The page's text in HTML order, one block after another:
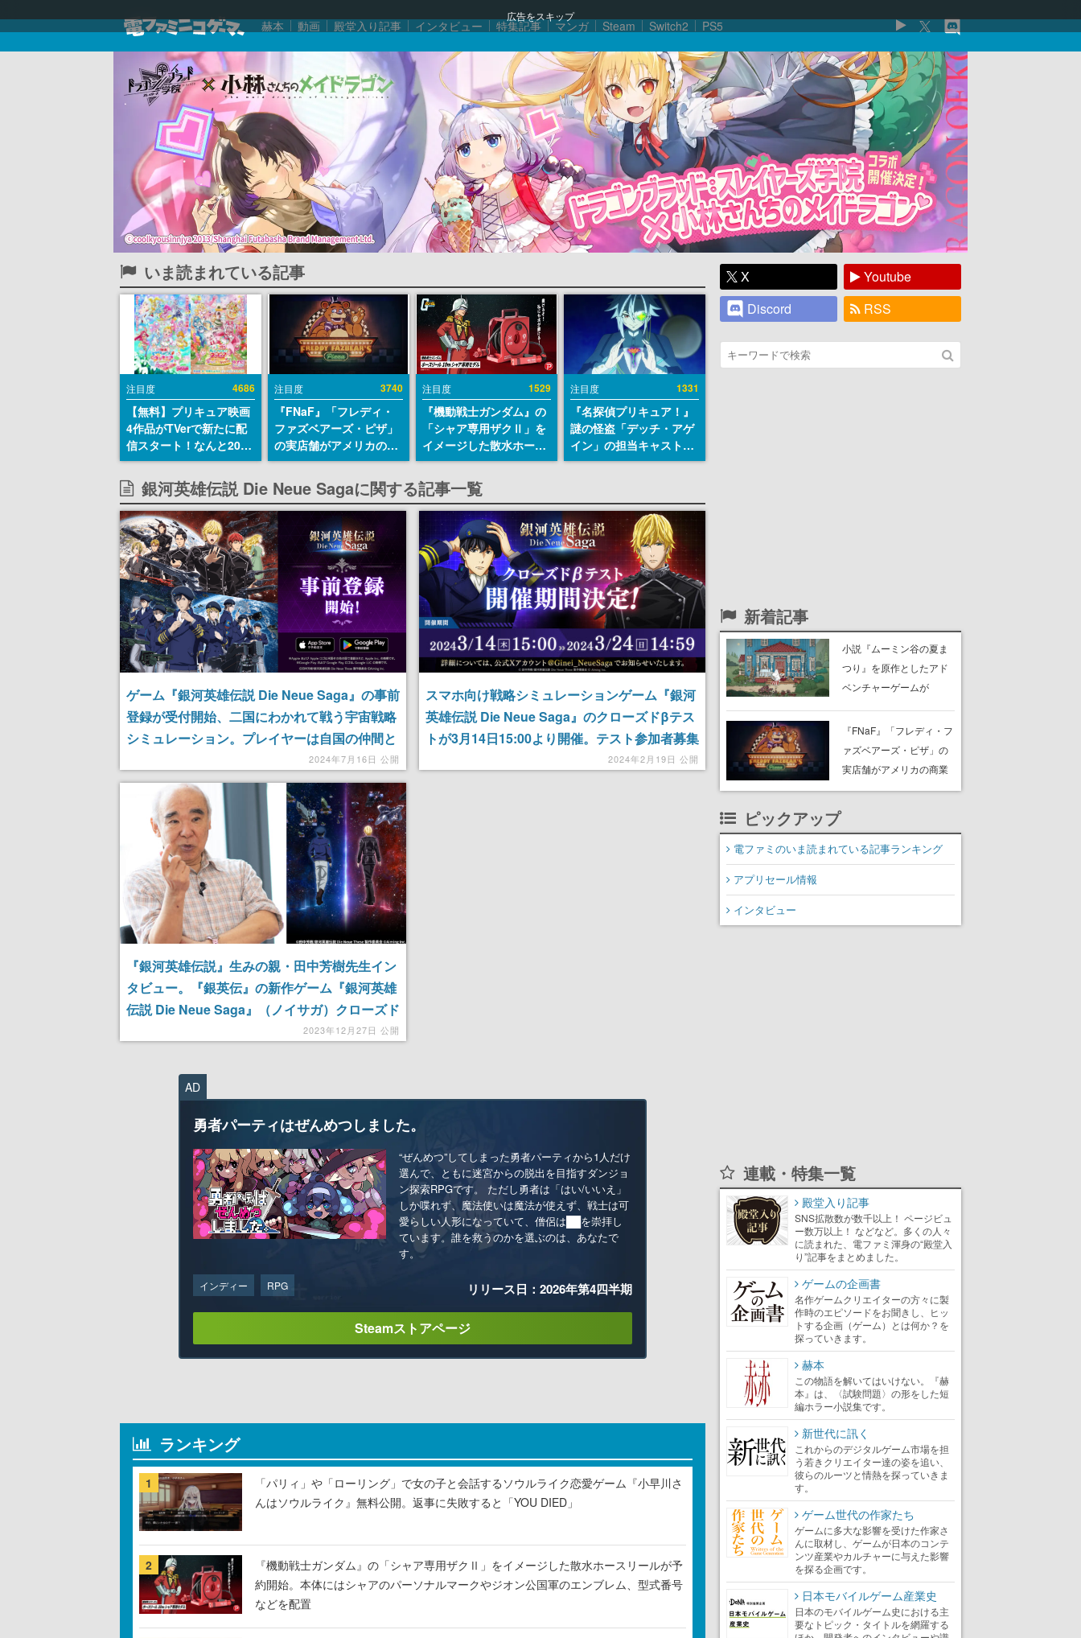
広告をスキップ
赫本 動画 殿堂入り記事 インタビュー 特集記事 マンガ Steam Switch2 PS5
いま読まれている記事
注目度 4686
【無料】プリキュア映画
4作品がTVerで新たに配
信スタート！なんと2018
年～2024年の映画ほぼす
べてが見放題に、ぶっち
ゃけありえないラインナ
ップ
注目度 3740
『FNaF』「フレディ・
ファズベアーズ・ピザ」
の実店舗がアメリカの商
業施設「American
Dream」に2027年オープ
ン！ScottGamesとの共
同開発、食事だけでなく
ステージショーや没入型
のホラー体験も楽しめる
注目度 1529
『機動戦士ガンダム』の
「シャア専用ザクⅡ」を
イメージした散水ホース
リールが予約開始。本体
にはシャアのパーソナル
マークやジオン公国軍の
エンブレム、型式番号な
どを配置
注目度 1331
『名探偵プリキュア！』
謎の怪盗「デッチ・アゲ
イン」の担当キャストは
天﨑滉平さんと判明。
『ヒプノシスマイク』山
田三郎役など
銀河英雄伝説 Die Neue Sagaに関する記事一覧
ゲーム『銀河英雄伝説 Die Neue Saga』の事前
登録が受付開始、二国にわかれて戦う宇宙戦略
シミュレーション。プレイヤーは自国の仲間と
手を組み敵国と戦争し、勝敗によってシナリオ
が変化する仕様
2024年7月16日 公開
スマホ向け戦略シミュレーションゲーム『銀河
英雄伝説 Die Neue Saga』のクローズドβテス
トが3月14日15:00より開催。テスト参加者募集
は募集期間は2月28日17:59まで2024年2月19日 公開
『銀河英雄伝説』生みの親・田中芳樹先生イン
タビュー。『銀英伝』の新作ゲーム『銀河英雄
伝説 Die Neue Saga』（ノイサガ）クローズド
2023年12月27日 公開
AD
勇者パーティはぜんめつしました。
“ぜんめつ”してしまった勇者パーティから1人だけ
選んで、ともに迷宮からの脱出を目指すダンジョ
ン探索RPGです。 ただし勇者は「はい/いいえ」
しか喋れず、魔法使いは魔法が使えず、戦士は可
愛らしい人形になっていて、僧侶は██を崇拝し
ています。誰を救うのかを選ぶのは、あなたで
す。
インディー RPG リリース日：2026年第4四半期
Steamストアページ
ランキング
1
「パリィ」や「ローリング」で女の子と会話するソウルライク恋愛ゲーム『小早川さ
んはソウルライク』無料公開。返事に失敗すると「YOU DIED」
2
『機動戦士ガンダム』の「シャア専用ザクⅡ」をイメージした散水ホースリールが予
約開始。本体にはシャアのパーソナルマークやジオン公国軍のエンブレム、型式番号
などを配置
X
Youtube
Discord
RSS
新着記事
小説『ムーミン谷の夏ま
つり』を原作としたアド
ベンチャーゲームが
PC（Steam）向けに2026
年秋発売へ。手描きアー
トの雰囲気が良すぎる最
『FNaF』「フレディ・フ
ァズベアーズ・ピザ」の
実店舗がアメリカの商業
施設「American Dream」
発、食事だけでなくステ
ージショーや没入型のホ
ピックアップ
電ファミのいま読まれている記事ランキング
アプリセール情報
インタビュー
連載・特集一覧
殿堂入り記事
SNS拡散数が数千以上！ ページビュ
ー数万以上！ などなど。多くの人々
に読まれた、電ファミ渾身の“殿堂入
り”記事をまとめました。
ゲームの企画書
名作ゲームクリエイターの方々に製
作時のエピソードをお聞きし、ヒッ
トする企画（ゲーム）とは何か？を
探っていきます。
赫本
この物語を解いてはいけない。『赫
本』は、〈試験問題〉の形をした短
編ホラー小説集です。
新世代に訊く
これからのデジタルゲーム市場を担
う若きクリエイター達の姿を追い、
彼らのルーツと情熱を探っていきま
す。
ゲーム世代の作家たち
ゲームに多大な影響を受けた作家さ
んに取材し、ゲームが日本のコンテ
ンツ産業やカルチャーに与えた影響
を探る企画です。
日本モバイルゲーム産業史
日本のモバイルゲーム史における主
要なトピック・タイトルを網羅する